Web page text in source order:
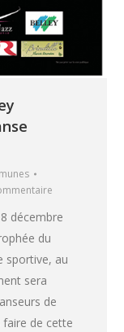
décembre
du
sportive, au
sera
de
de cette